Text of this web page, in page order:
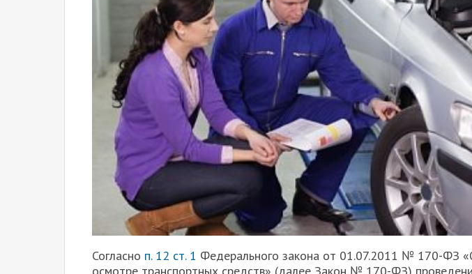
Согласно п. 12 ст. 1 Федерального закона от 01.07.2011 № 170-ФЗ